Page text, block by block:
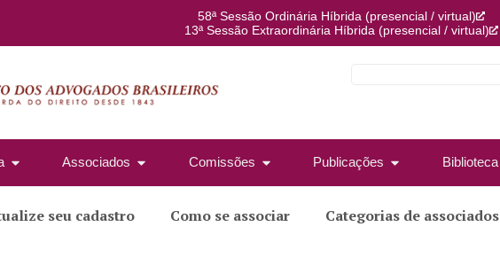
58ª Sessão Ordinária Híbrida (presencial / virtual)
13ª Sessão Extraordinária Híbrida (presencial / virtual)
Associados Comissões Publicações Biblioteca
seu cadastro Como se associar Categorias de associados